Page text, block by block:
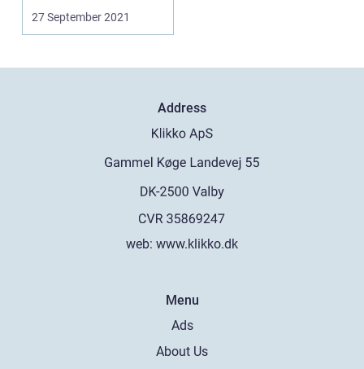
det med at få...
27 September 2021
Address
web: www.klikko.dk
Menu
Ads
About Us